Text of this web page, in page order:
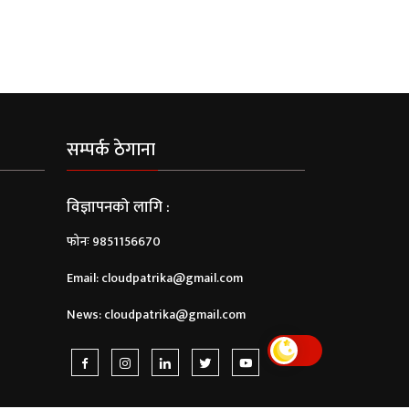
सम्पर्क ठेगाना
विज्ञापनको लागि :
फोनः 9851156670
Email:cloudpatrika@gmail.com
News:cloudpatrika@gmail.com